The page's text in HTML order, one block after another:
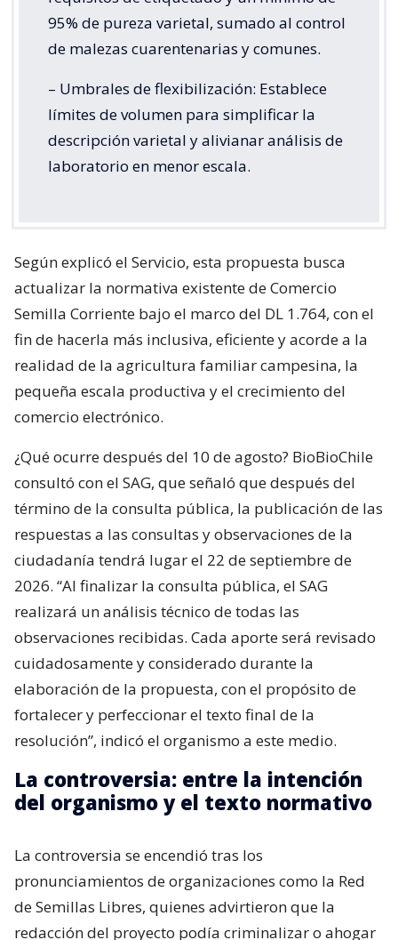
95% de pureza varietal, sumado al control
de malezas cuarentenarias y comunes.
– Umbrales de flexibilización: Establece
límites de volumen para simplificar la
descripción varietal y alivianar análisis de
laboratorio en menor escala.
Según explicó el Servicio, esta propuesta busca
actualizar la normativa existente de Comercio
Semilla Corriente bajo el marco del DL 1.764, con el
fin de hacerla más inclusiva, eficiente y acorde a la
realidad de la agricultura familiar campesina, la
pequeña escala productiva y el crecimiento del
comercio electrónico.
¿Qué ocurre después del 10 de agosto? BioBioChile
consultó con el SAG, que señaló que después del
término de la consulta pública, la publicación de las
respuestas a las consultas y observaciones de la
ciudadanía tendrá lugar el 22 de septiembre de
2026. “Al finalizar la consulta pública, el SAG
realizará un análisis técnico de todas las
observaciones recibidas. Cada aporte será revisado
cuidadosamente y considerado durante la
elaboración de la propuesta, con el propósito de
fortalecer y perfeccionar el texto final de la
resolución”, indicó el organismo a este medio.
La controversia: entre la intención
del organismo y el texto normativo
La controversia se encendió tras los
pronunciamientos de organizaciones como la Red
de Semillas Libres, quienes advirtieron que la
redacción del proyecto podía criminalizar o ahogar